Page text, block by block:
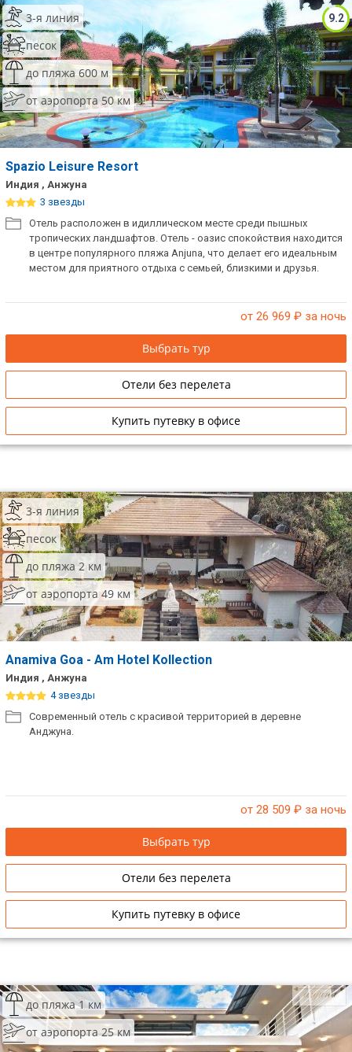
9.2
3-я линия
песок
до пляжа 600 м
от аэропорта 50 км
Spazio Leisure Resort
Индия , Анжуна
3 звезды
Отель расположен в идиллическом месте среди пышных
тропических ландшафтов. Отель - оазис спокойствия находится
в центре популярного пляжа Anjuna, что делает его идеальным
местом для приятного отдыха с семьей, близкими и друзья.
от 26 969 ₽ за ночь
Выбрать тур
Отели без перелета
Купить путевку в офисе
3-я линия
песок
до пляжа 2 км
от аэропорта 49 км
Anamiva Goa - Am Hotel Kollection
Индия , Анжуна
4 звезды
Современный отель с красивой территорией в деревне
Анджуна.
от 28 509 ₽ за ночь
Выбрать тур
Отели без перелета
Купить путевку в офисе
до пляжа 1 км
от аэропорта 25 км